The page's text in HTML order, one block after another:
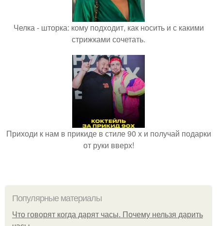
Челка - шторка: кому подходит, как носить и с какими
стрижками сочетать.
Приходи к нам в прикиде в стиле 90 х и получай подарки
от руки вверх!
Популярные материалы
Что говорят когда дарят часы. Почему нельзя дарить